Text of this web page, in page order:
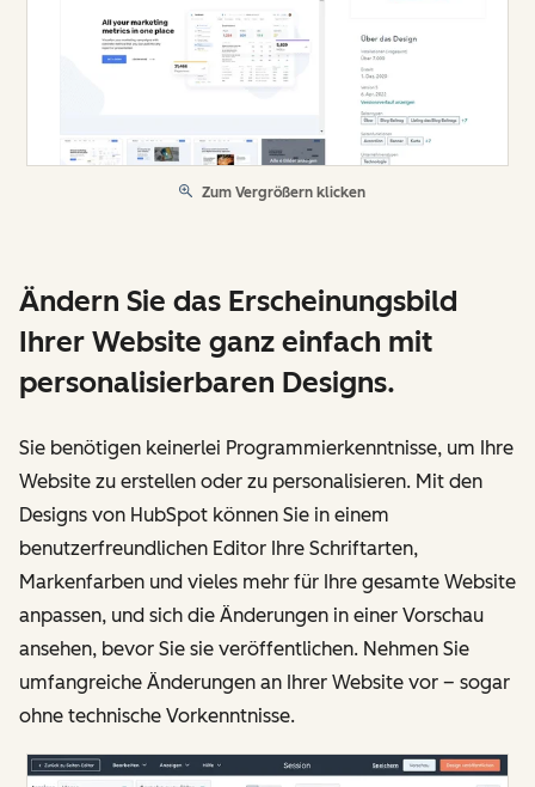
Zum Vergrößern klicken
Ändern Sie das Erscheinungsbild
Ihrer Website ganz einfach mit
personalisierbaren Designs.
Sie benötigen keinerlei Programmierkenntnisse, um Ihre
Website zu erstellen oder zu personalisieren. Mit den
Designs von HubSpot können Sie in einem
benutzerfreundlichen Editor Ihre Schriftarten,
Markenfarben und vieles mehr für Ihre gesamte Website
anpassen, und sich die Änderungen in einer Vorschau
ansehen, bevor Sie sie veröffentlichen. Nehmen Sie
umfangreiche Änderungen an Ihrer Website vor – sogar
ohne technische Vorkenntnisse.